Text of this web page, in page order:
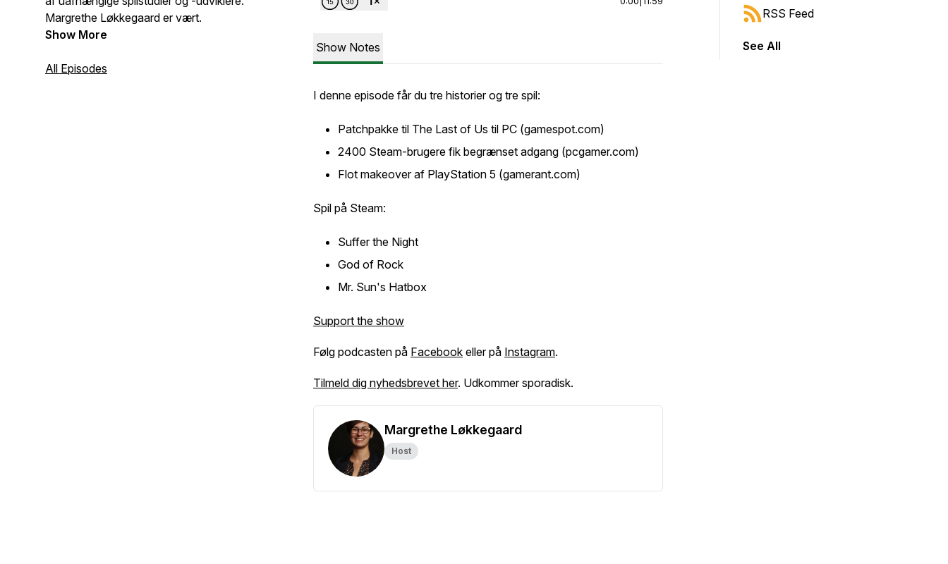
Margrethe Løkkegaard er vært.
Show More
All Episodes
Show Notes
I denne episode får du tre historier og tre spil:
Patchpakke til The Last of Us til PC (gamespot.com)
2400 Steam-brugere fik begrænset adgang (pcgamer.com)
Flot makeover af PlayStation 5 (gamerant.com)
Spil på Steam:
Suffer the Night
God of Rock
Mr. Sun's Hatbox
Support the show
Følg podcasten på Facebook eller på Instagram.
Tilmeld dig nyhedsbrevet her. Udkommer sporadisk.
Margrethe Løkkegaard
Host
RSS Feed
See All